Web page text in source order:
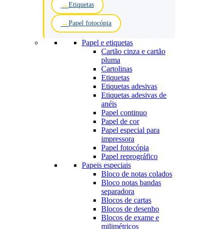
Etiquetas
Papel fotocópia
Papel e etiquetas
Cartão cinza e cartão
pluma
Cartolinas
Etiquetas
Etiquetas adesivas
Etiquetas adesivas de
anéis
Papel continuo
Papel de cor
Papel especial para
impressora
Papel fotocópia
Papel reprográfico
Papeis especiais
Bloco de notas colados
Bloco notas bandas
separadora
Blocos de cartas
Blocos de desenho
Blocos de exame e
milimétricos